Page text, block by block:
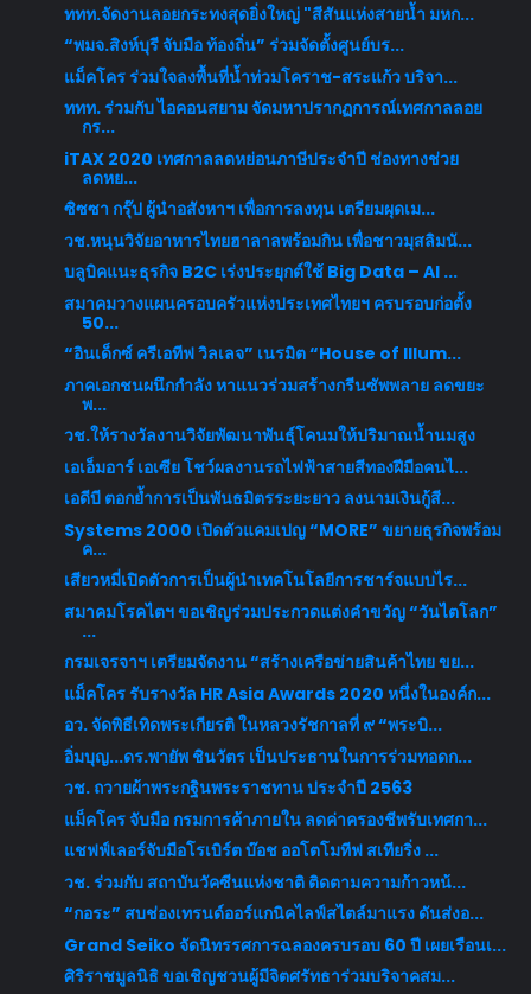
ททท.จัดงานลอยกระทงสุดยิ่งใหญ่ "สีสันแห่งสายน้ำ มหก...
“พมจ.สิงห์บุรี จับมือ ท้องถิ่น” ร่วมจัดตั้งศูนย์บร...
แม็คโคร ร่วมใจลงพื้นที่น้ำท่วมโคราช-สระแก้ว บริจา...
ททท. ร่วมกับ ไอคอนสยาม จัดมหาปรากฏการณ์เทศกาลลอย
กร...
iTAX 2020 เทศกาลลดหย่อนภาษีประจำปี ช่องทางช่วย
ลดหย...
ซิซซา กรุ๊ป ผู้นำอสังหาฯ เพื่อการลงทุน เตรียมผุดเม...
วช.หนุนวิจัยอาหารไทยฮาลาลพร้อมกิน เพื่อชาวมุสลิมนั...
บลูบิคแนะธุรกิจ B2C เร่งประยุกต์ใช้ Big Data – AI ...
สมาคมวางแผนครอบครัวแห่งประเทศไทยฯ ครบรอบก่อตั้ง
50...
“อินเด็กซ์ ครีเอทีฟ วิลเลจ” เนรมิต “House of Illum...
ภาคเอกชนผนึกกำลัง หาแนวร่วมสร้างกรีนซัพพลาย ลดขยะ
พ...
วช.ให้รางวัลงานวิจัยพัฒนาพันธุ์โคนมให้ปริมาณน้ำนมสูง
เอเอ็มอาร์ เอเซีย โชว์ผลงานรถไฟฟ้าสายสีทองฝีมือคนไ...
เอดีบี ตอกย้ำการเป็นพันธมิตรระยะยาว ลงนามเงินกู้สี...
Systems 2000 เปิดตัวแคมเปญ “MORE” ขยายธุรกิจพร้อม
ค...
เสียวหมี่เปิดตัวการเป็นผู้นำเทคโนโลยีการชาร์จแบบไร...
สมาคมโรคไตฯ ขอเชิญร่วมประกวดแต่งคำขวัญ “วันไตโลก”
...
กรมเจรจาฯ เตรียมจัดงาน “สร้างเครือข่ายสินค้าไทย ขย...
แม็คโคร รับรางวัล HR Asia Awards 2020 หนึ่งในองค์ก...
อว. จัดพิธีเทิดพระเกียรติ ในหลวงรัชกาลที่ ๙ “พระบิ...
อิ่มบุญ...ดร.พายัพ ชินวัตร เป็นประธานในการร่วมทอดก...
วช. ถวายผ้าพระกฐินพระราชทาน ประจำปี 2563
แม็คโคร จับมือ กรมการค้าภายใน ลดค่าครองชีพรับเทศกา...
แชฟฟ์เลอร์จับมือโรเบิร์ต บ๊อช ออโตโมทีฟ สเทียริ่ง ...
วช. ร่วมกับ สถาบันวัคซีนแห่งชาติ ติดตามความก้าวหน้...
“กอระ” สบช่องเทรนด์ออร์แกนิคไลฟ์สไตล์มาแรง ดันส่งอ...
Grand Seiko จัดนิทรรศการฉลองครบรอบ 60 ปี เผยเรือนเ...
ศิริราชมูลนิธิ ขอเชิญชวนผู้มีจิตศรัทธาร่วมบริจาคสม...